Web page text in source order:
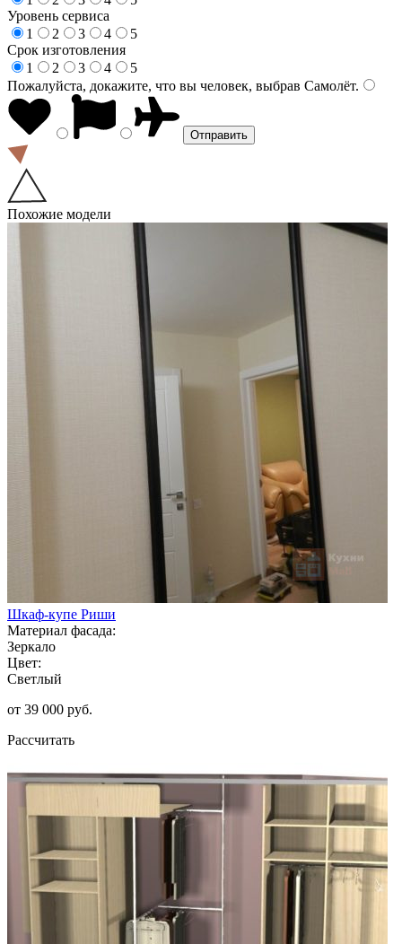
Уровень сервиса
1
2 3 4
5
Срок изготовления
1
2 3 4
5
Пожалуйста, докажите, что вы человек, выбрав Самолёт.
Похожие модели
Шкаф-купе Риши
Материал фасада:
Зеркало
Цвет:
Светлый
от 39 000 руб.
Рассчитать